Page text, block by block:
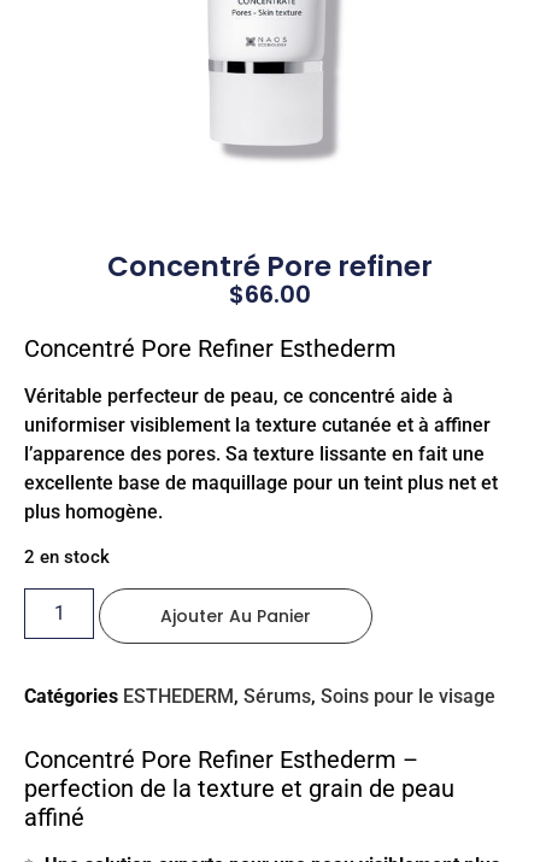
Concentré Pore refiner
$66.00
Concentré Pore Refiner Esthederm
Véritable perfecteur de peau, ce concentré aide à
uniformiser visiblement la texture cutanée et à affiner
l’apparence des pores. Sa texture lissante en fait une
excellente base de maquillage pour un teint plus net et
plus homogène.
2 en stock
Ajouter Au Panier
Catégories ESTHEDERM, Sérums, Soins pour le visage
Concentré Pore Refiner Esthederm –
perfection de la texture et grain de peau
affiné